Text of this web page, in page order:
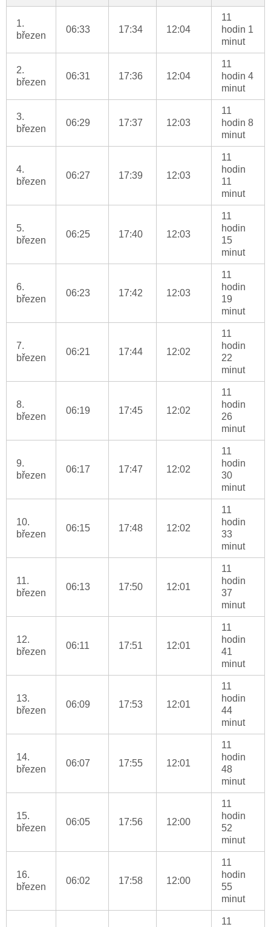
1.
březen
06:33 17:34 12:04
11
hodin 1
minut
2.
březen
06:31 17:36 12:04
11
hodin 4
minut
3.
březen
06:29 17:37 12:03
11
hodin 8
minut
4.
březen
06:27 17:39 12:03
11
hodin
11
minut
5.
březen
06:25 17:40 12:03
11
hodin
15
minut
6.
březen
06:23 17:42 12:03
11
hodin
19
minut
7.
březen
06:21 17:44 12:02
11
hodin
22
minut
8.
březen
06:19 17:45 12:02
11
hodin
26
minut
9.
březen
06:17 17:47 12:02
11
hodin
30
minut
10.
březen
06:15 17:48 12:02
11
hodin
33
minut
11.
březen
06:13 17:50 12:01
11
hodin
37
minut
12.
březen
06:11 17:51 12:01
11
hodin
41
minut
13.
březen
06:09 17:53 12:01
11
hodin
44
minut
14.
březen
06:07 17:55 12:01
11
hodin
48
minut
15.
březen
06:05 17:56 12:00
11
hodin
52
minut
16.
březen
06:02 17:58 12:00
11
hodin
55
minut
11